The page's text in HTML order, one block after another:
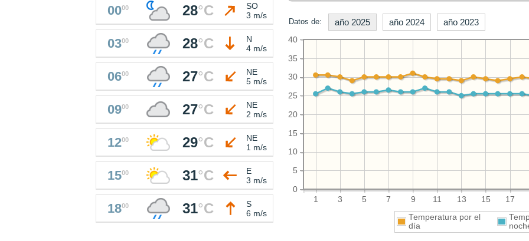
Datos de: año 2025 año 2024 año 2023
1 3 5 7 9 11 13 15 17
0
5
10
15
20
25
30
35
40
Temperatura por el
día
0000 28°C
SO
3 m/s
0300 28°C
N
4 m/s
0600 27°C
NE
5 m/s
0900 27°C
NE
2 m/s
1200 29°C
NE
1 m/s
1500 31°C
E
3 m/s
1800 31°C
S
6 m/s